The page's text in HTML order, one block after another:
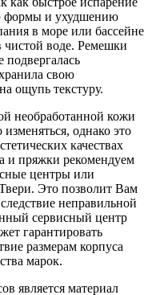
формы и ухудшению
в море или бассейне
чистой воде. Ремешки
подвергалась
свою
ощупь текстуру.
необработанной кожи
однако это
качествах
и пряжки рекомендуем
центры или
Это позволит Вам
неправильной
сервисный центр
гарантировать
размерам корпуса
марок.
является материал